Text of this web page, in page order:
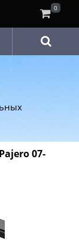
07-
0